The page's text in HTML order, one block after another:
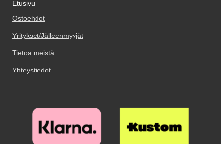
Etusivu
Ostoehdot
Yritykset/Jälleenmyyjät
Tietoa meistä
Yhteystiedot